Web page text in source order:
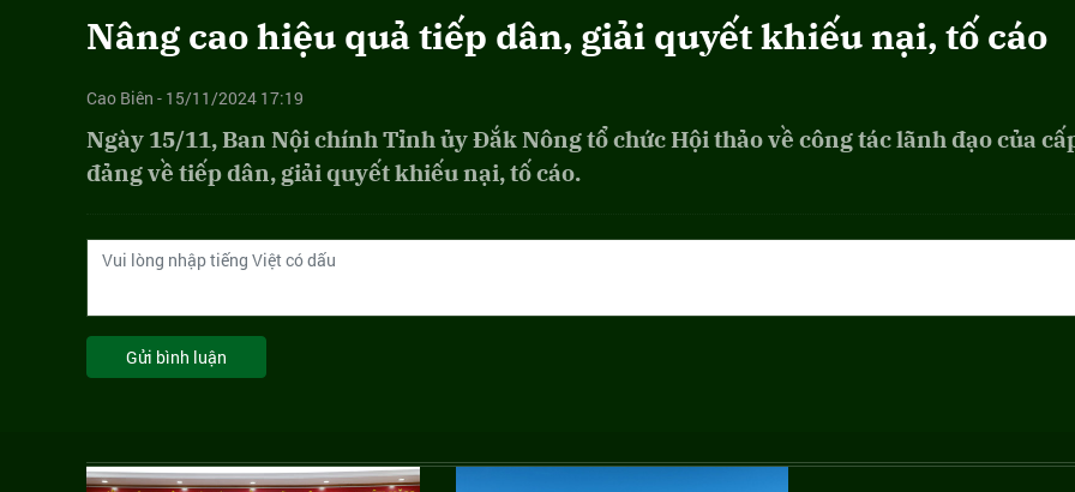
Nâng cao hiệu quả tiếp dân, giải quyết khiếu nại, tố cáo
Cao Biên - 15/11/2024 17:19
Ngày 15/11, Ban Nội chính Tỉnh ủy Đắk Nông tổ chức Hội thảo về công tác lãnh đạo của
đảng về tiếp dân, giải quyết khiếu nại, tố cáo.
Gửi bình luận